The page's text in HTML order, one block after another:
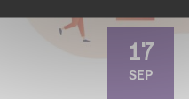
17
SEP